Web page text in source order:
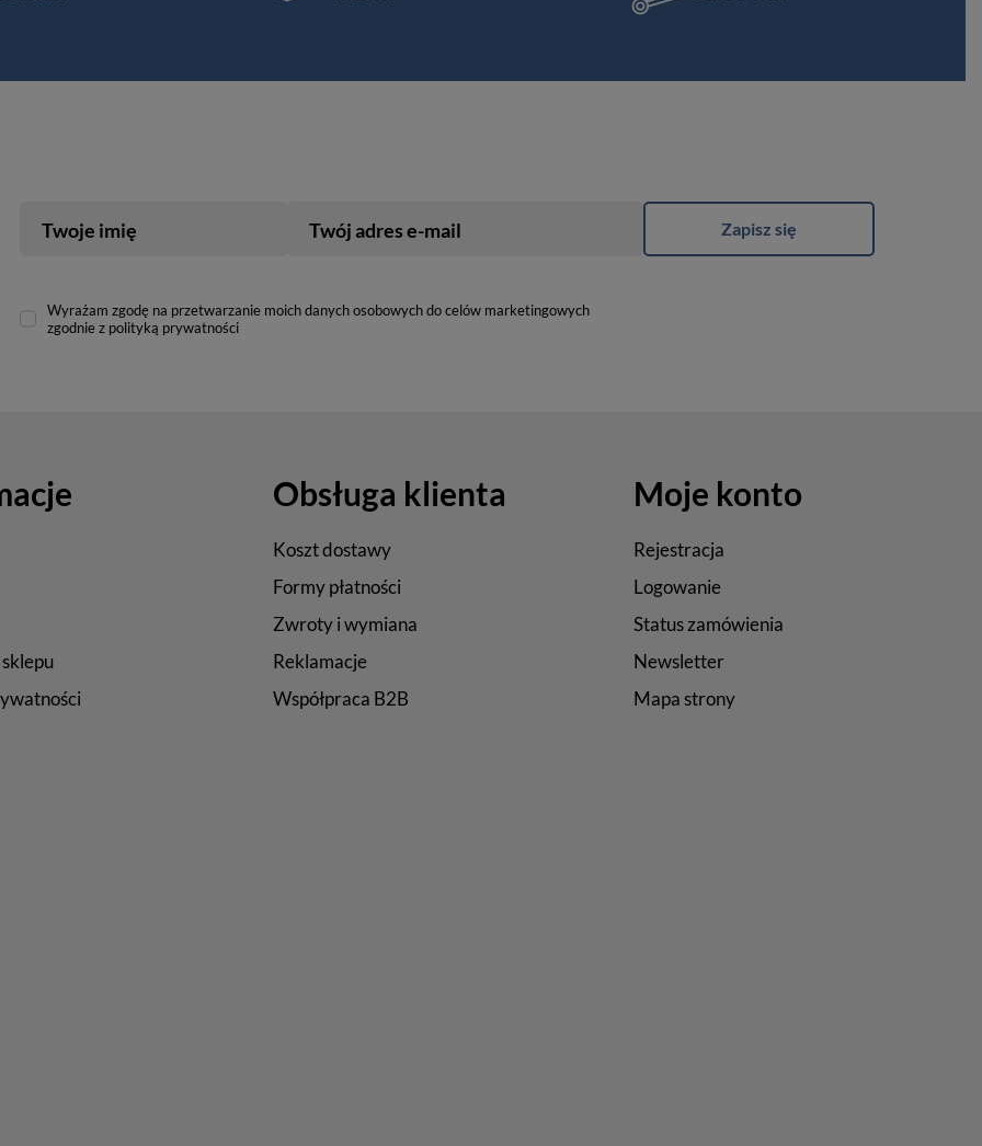
Twoje imię Twój adres e-mail Zapisz się
Wyrażam zgodę na przetwarzanie moich danych osobowych do celów marketingowych
zgodnie z polityką prywatności
Obsługa klienta
Koszt dostawy
Formy płatności
Zwroty i wymiana
Reklamacje
Współpraca B2B
Moje konto
Rejestracja
Logowanie
Status zamówienia
Newsletter
Mapa strony